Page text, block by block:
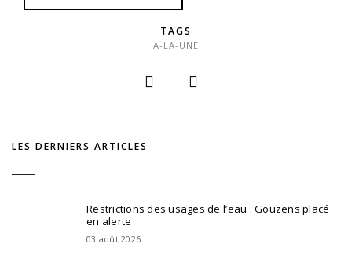
TAGS
A-LA-UNE
LES DERNIERS ARTICLES
Restrictions des usages de l’eau : Gouzens placé
en alerte
03 août 2026